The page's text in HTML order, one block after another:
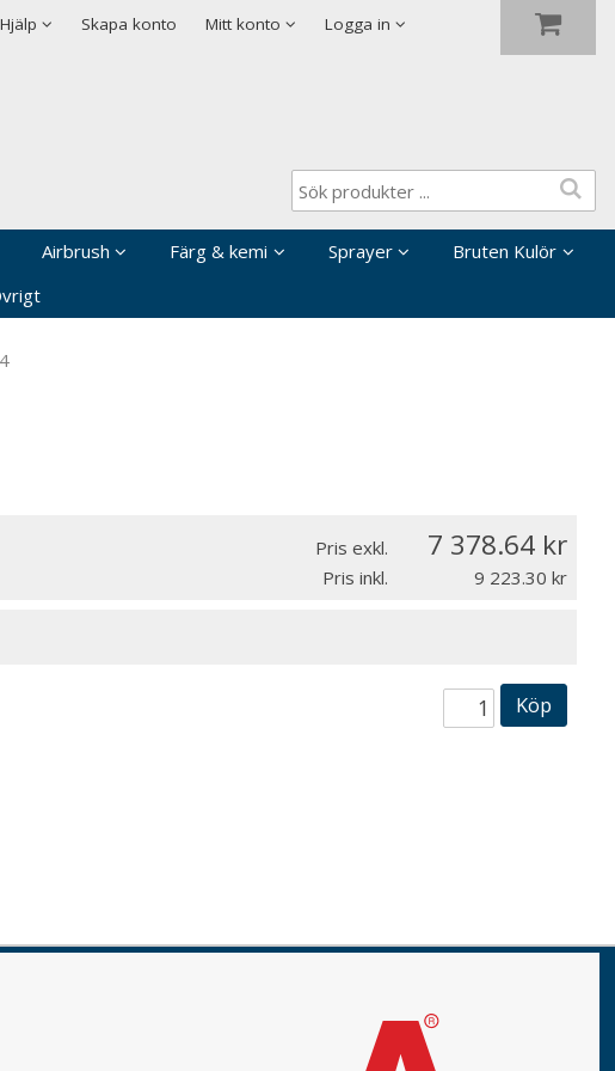
Hjälp Skapa konto Mitt konto Logga in
Airbrush Färg & kemi Sprayer
Bruten Kulör
Pris exkl. 7 378.64
Pris inkl. 9 223.30
Köp